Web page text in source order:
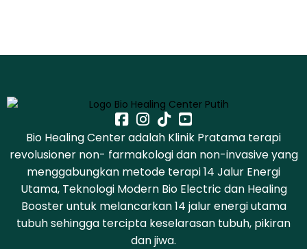
Bio Healing Center adalah Klinik Pratama terapi
revolusioner non- farmakologi dan non-invasive yang
menggabungkan metode terapi 14 Jalur Energi
Utama, Teknologi Modern Bio Electric dan Healing
Booster untuk melancarkan 14 jalur energi utama
tubuh sehingga tercipta keselarasan tubuh, pikiran
dan jiwa.